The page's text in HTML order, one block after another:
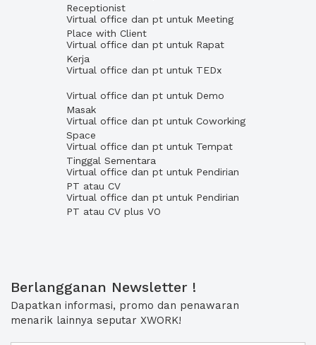
Receptionist
Virtual office dan pt untuk Meeting
Place with Client
Virtual office dan pt untuk Rapat
Kerja
Virtual office dan pt untuk TEDx
Virtual office dan pt untuk Demo
Masak
Virtual office dan pt untuk Coworking
Space
Virtual office dan pt untuk Tempat
Tinggal Sementara
Virtual office dan pt untuk Pendirian
PT atau CV
Virtual office dan pt untuk Pendirian
PT atau CV plus VO
Berlangganan Newsletter !
Dapatkan informasi, promo dan penawaran
menarik lainnya seputar XWORK!